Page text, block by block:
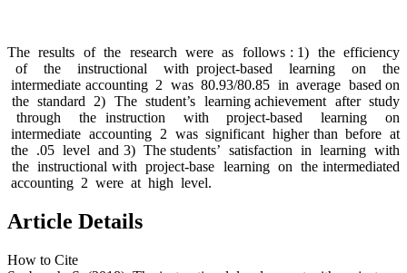
The results of the research were as follows : 1) the efficiency
of the instructional with project-based learning on the
intermediate accounting 2 was 80.93/80.85 in average based on
the standard 2) The student’s learning achievement after study
through the instruction with project-based learning on
intermediate accounting 2 was significant higher than before at
the .05 level and 3) The students’ satisfaction in learning with
the instructional with project-base learning on the intermediated
accounting 2 were at high level.
Article Details
How to Cite